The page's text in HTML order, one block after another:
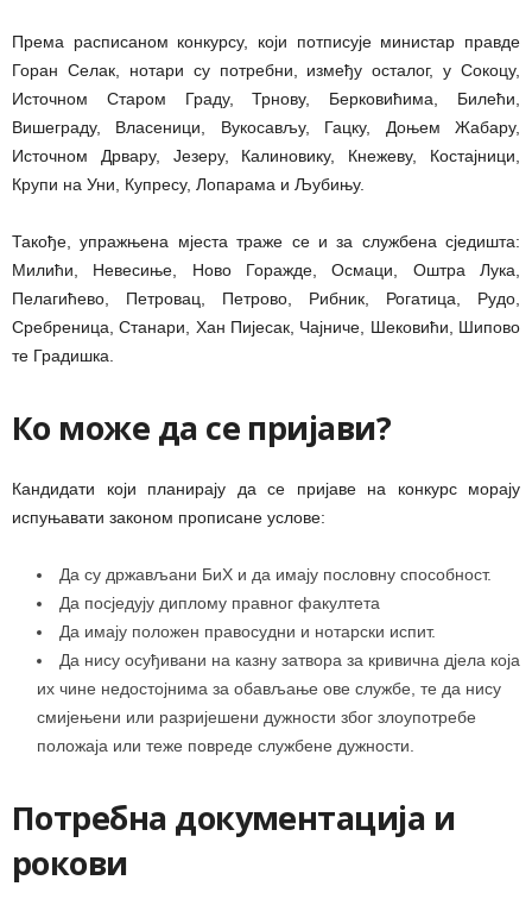
Према расписаном конкурсу, који потписује министар правде
Горан Селак, нотари су потребни, између осталог, у Сокоцу,
Источном Старом Граду, Трнову, Берковићима, Билећи,
Вишеграду, Власеници, Вукосављу, Гацку, Доњем Жабару,
Источном Дрвару, Језеру, Калиновику, Кнежеву, Костајници,
Крупи на Уни, Купресу, Лопарама и Љубињу.
Такође, упражњена мјеста траже се и за службена сједишта:
Милићи, Невесиње, Ново Горажде, Осмаци, Оштра Лука,
Пелагићево, Петровац, Петрово, Рибник, Рогатица, Рудо,
Сребреница, Станари, Хан Пијесак, Чајниче, Шековићи, Шипово
те Градишка.
Ко може да се пријави?
Кандидати који планирају да се пријаве на конкурс морају
испуњавати законом прописане услове:
Да су држављани БиХ и да имају пословну способност.
Да посједују диплому правног факултета
Да имају положен правосудни и нотарски испит.
Да нису осуђивани на казну затвора за кривична дјела која
их чине недостојнима за обављање ове службе, те да нису
смијењени или разријешени дужности због злоупотребе
положаја или теже повреде службене дужности.
Потребна документација и
рокови